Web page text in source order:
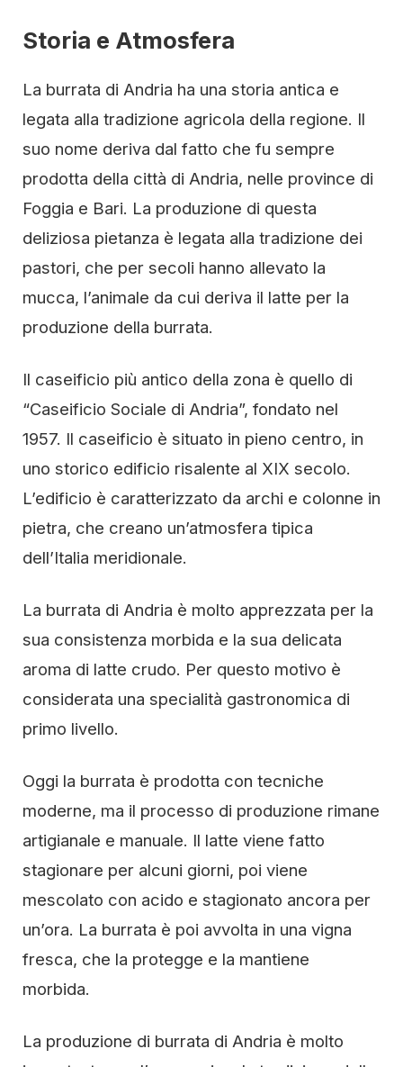
Storia e Atmosfera
La burrata di Andria ha una storia antica e
legata alla tradizione agricola della regione. Il
suo nome deriva dal fatto che fu sempre
prodotta della città di Andria, nelle province di
Foggia e Bari. La produzione di questa
deliziosa pietanza è legata alla tradizione dei
pastori, che per secoli hanno allevato la
mucca, l’animale da cui deriva il latte per la
produzione della burrata.
Il caseificio più antico della zona è quello di
“Caseificio Sociale di Andria”, fondato nel
1957. Il caseificio è situato in pieno centro, in
uno storico edificio risalente al XIX secolo.
L’edificio è caratterizzato da archi e colonne in
pietra, che creano un’atmosfera tipica
dell’Italia meridionale.
La burrata di Andria è molto apprezzata per la
sua consistenza morbida e la sua delicata
aroma di latte crudo. Per questo motivo è
considerata una specialità gastronomica di
primo livello.
Oggi la burrata è prodotta con tecniche
moderne, ma il processo di produzione rimane
artigianale e manuale. Il latte viene fatto
stagionare per alcuni giorni, poi viene
mescolato con acido e stagionato ancora per
un’ora. La burrata è poi avvolta in una vigna
fresca, che la protegge e la mantiene
morbida.
La produzione di burrata di Andria è molto